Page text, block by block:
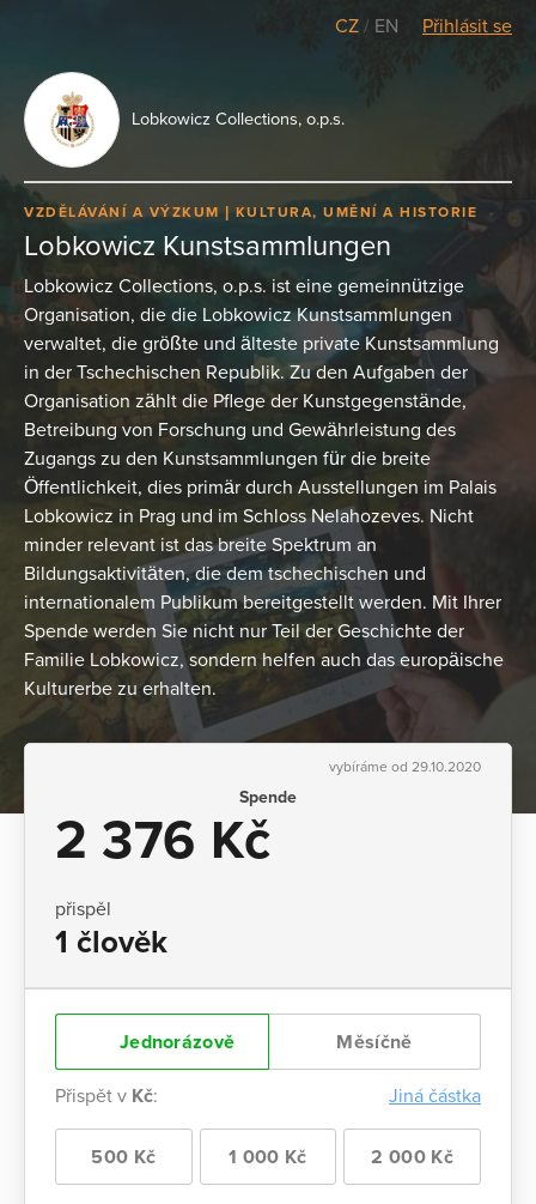
CZ / EN Přihlásit se
Lobkowicz Collections, o.p.s.
VZDĚLÁVÁNÍ A VÝZKUM KULTURA, UMĚNÍ A HISTORIE
Lobkowicz Kunstsammlungen
Lobkowicz Collections, o.p.s. ist eine gemeinnützige
Organisation, die die Lobkowicz Kunstsammlungen
verwaltet, die größte und älteste private Kunstsammlung
in der Tschechischen Republik. Zu den Aufgaben der
Organisation zählt die Pflege der Kunstgegenstände,
Betreibung von Forschung und Gewährleistung des
Zugangs zu den Kunstsammlungen für die breite
Öffentlichkeit, dies primär durch Ausstellungen im Palais
Lobkowicz in Prag und im Schloss Nelahozeves. Nicht
minder relevant ist das breite Spektrum an
Bildungsaktivitäten, die dem tschechischen und
internationalem Publikum bereitgestellt werden. Mit Ihrer
Spende werden Sie nicht nur Teil der Geschichte der
Familie Lobkowicz, sondern helfen auch das europäische
Kulturerbe zu erhalten.
vybíráme od 29.10.2020
Spende
2 376 Kč
přispěl
1 člověk
Jednorázově Měsíčně
Přispět v Kč: Jiná částka
500 Kč 1 000 Kč 2 000 Kč